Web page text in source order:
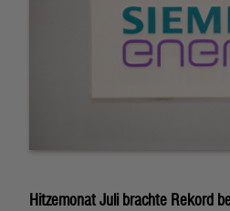
Hitzemonat Juli brachte Rekord